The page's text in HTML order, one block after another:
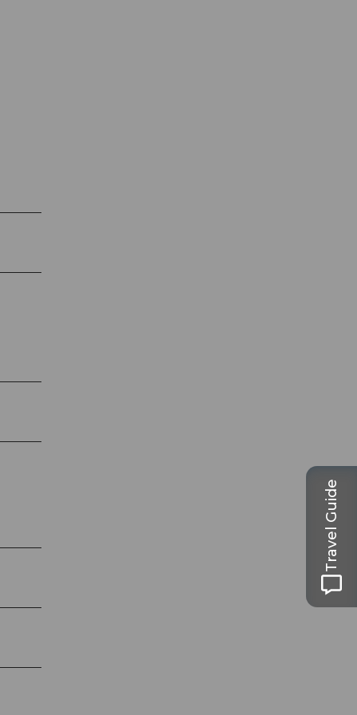
Travel Guide